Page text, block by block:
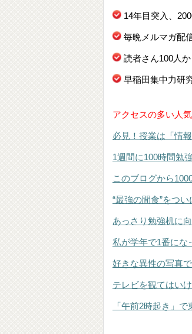
14年目突入、
毎晩メルマガ配
読者さん100人
早稲田集中力研
アクセスの多い人
必見！授業は「情
1週間に100時間勉
このブログから
“最強の間食”をつい
あっさり勉強机に
私が学年で1番にな
好きな異性の写真
テレビを観てはい
「午前2時起き」